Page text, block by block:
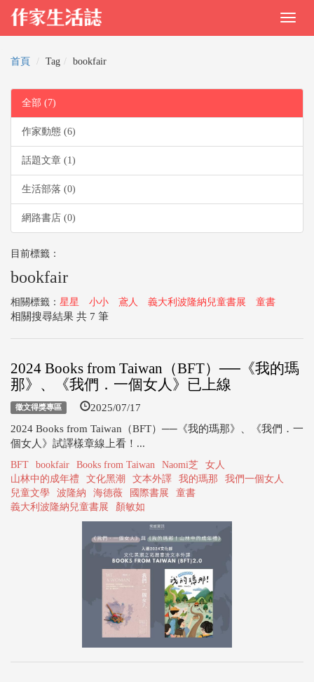
首頁 Tag bookfair
全部 (7)
作家動態 (6)
話題文章 (1)
生活部落 (0)
網路書店 (0)
目前標籤：
bookfair
相關標籤： 星星 小小 鳶人 義大利波隆納兒童書展 童書
相關搜尋結果 共 7 筆
2024 Books from Taiwan（BFT）──《我的瑪
那》、《我們．一個女人》已上線
徵文得獎專區 2025/07/17
2024 Books from Taiwan（BFT）──《我的瑪那》、《我們．一
個女人》試譯樣章線上看！...
BFT bookfair Books from Taiwan Naomi芝
女人
山林中的成年禮
文化黑潮 文本外譯 我的瑪那
我們一個女人
兒童文學
波隆納 海德薇 國際書展
童書
義大利波隆納兒童書展
顏敏如